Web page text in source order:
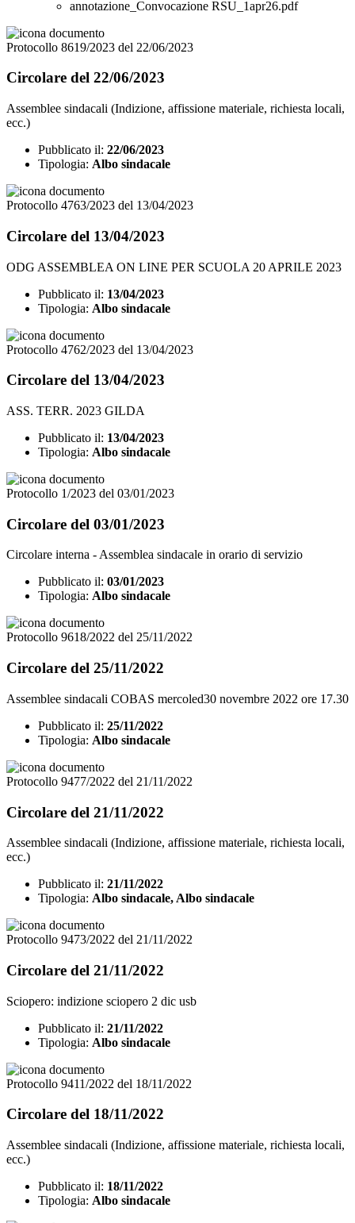
annotazione_Convocazione RSU_1apr26.pdf
Protocollo 8619/2023 del 22/06/2023
Circolare del 22/06/2023
Assemblee sindacali (Indizione, affissione materiale, richiesta locali,
ecc.)
Pubblicato il: 22/06/2023
Tipologia: Albo sindacale
Protocollo 4763/2023 del 13/04/2023
Circolare del 13/04/2023
ODG ASSEMBLEA ON LINE PER SCUOLA 20 APRILE 2023
Pubblicato il: 13/04/2023
Tipologia: Albo sindacale
Protocollo 4762/2023 del 13/04/2023
Circolare del 13/04/2023
ASS. TERR. 2023 GILDA
Pubblicato il: 13/04/2023
Tipologia: Albo sindacale
Protocollo 1/2023 del 03/01/2023
Circolare del 03/01/2023
Circolare interna - Assemblea sindacale in orario di servizio
Pubblicato il: 03/01/2023
Tipologia: Albo sindacale
Protocollo 9618/2022 del 25/11/2022
Circolare del 25/11/2022
Assemblee sindacali COBAS mercoled30 novembre 2022 ore 17.30
Pubblicato il: 25/11/2022
Tipologia: Albo sindacale
Protocollo 9477/2022 del 21/11/2022
Circolare del 21/11/2022
Assemblee sindacali (Indizione, affissione materiale, richiesta locali,
ecc.)
Pubblicato il: 21/11/2022
Tipologia: Albo sindacale, Albo sindacale
Protocollo 9473/2022 del 21/11/2022
Circolare del 21/11/2022
Sciopero: indizione sciopero 2 dic usb
Pubblicato il: 21/11/2022
Tipologia: Albo sindacale
Protocollo 9411/2022 del 18/11/2022
Circolare del 18/11/2022
Assemblee sindacali (Indizione, affissione materiale, richiesta locali,
ecc.)
Pubblicato il: 18/11/2022
Tipologia: Albo sindacale